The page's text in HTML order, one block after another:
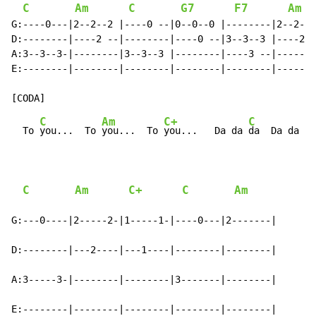
C Am C G7 F7 Am
G:----0---|2--2--2 |----0 --|0--0--0 |--------|2--2--
D:--------|----2 --|--------|----0 --|3--3--3 |----2
A:3--3--3-|--------|3--3--3 |--------|----3 --
E:--------|--------|--------|--------|--------
  To
C
you...  To
Am
you...  To
C+
you...   Da da
C
da  Da da
C Am C+ C Am
G:---0----|2-----2-|1-----1-|----0---|2-------|
D:--------|---2----|---1----|--------|--------|
A:3-----3-|--------|--------|3-------|--------|
E:--------|--------|--------|--------|--------|